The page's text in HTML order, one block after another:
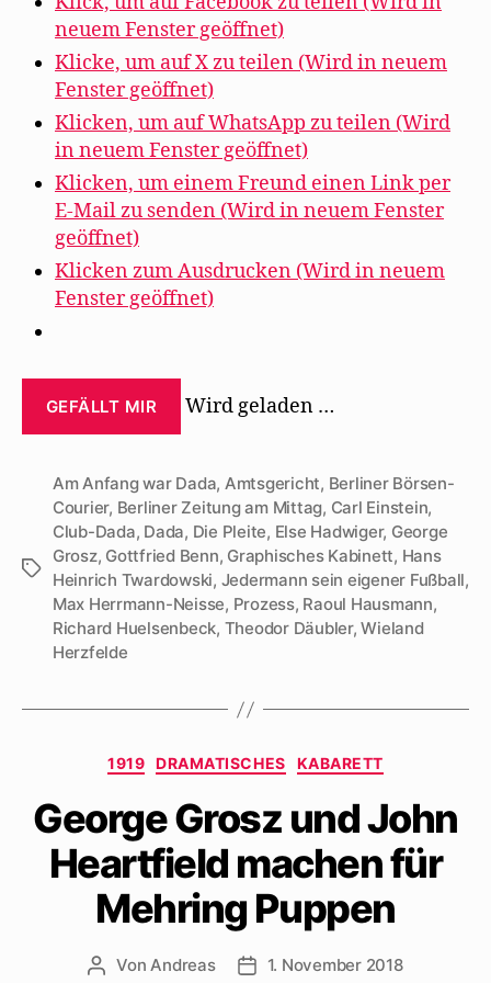
DADA“
neuem Fenster geöffnet)
Klicke, um auf X zu teilen (Wird in neuem
Fenster geöffnet)
Klicken, um auf WhatsApp zu teilen (Wird
in neuem Fenster geöffnet)
Klicken, um einem Freund einen Link per
E-Mail zu senden (Wird in neuem Fenster
geöffnet)
Klicken zum Ausdrucken (Wird in neuem
Fenster geöffnet)
GEFÄLLT MIR Wird geladen …
Schlagwörter
Am Anfang war Dada, Amtsgericht, Berliner Börsen-
Courier, Berliner Zeitung am Mittag, Carl Einstein,
Club-Dada, Dada, Die Pleite, Else Hadwiger, George
Grosz, Gottfried Benn, Graphisches Kabinett, Hans
Heinrich Twardowski, Jedermann sein eigener Fußball,
Max Herrmann-Neisse, Prozess, Raoul Hausmann,
Richard Huelsenbeck, Theodor Däubler,Wieland
Herzfelde
Kategorien
1919 DRAMATISCHES KABARETT
George Grosz und John
Heartfield machen für
Mehring Puppen
Beitragsautor
Von Andreas Beitragsdatum
1. November 2018